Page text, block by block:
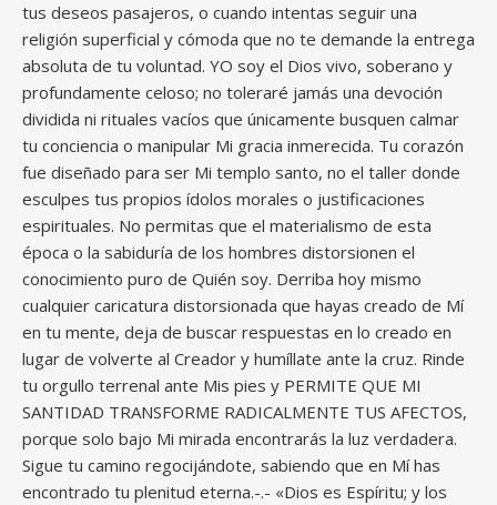
tus deseos pasajeros, o cuando intentas seguir una
religión superficial y cómoda que no te demande la entrega
absoluta de tu voluntad. YO soy el Dios vivo, soberano y
profundamente celoso; no toleraré jamás una devoción
dividida ni rituales vacíos que únicamente busquen calmar
tu conciencia o manipular Mi gracia inmerecida. Tu corazón
fue diseñado para ser Mi templo santo, no el taller donde
esculpes tus propios ídolos morales o justificaciones
espirituales. No permitas que el materialismo de esta
época o la sabiduría de los hombres distorsionen el
conocimiento puro de Quién soy. Derriba hoy mismo
cualquier caricatura distorsionada que hayas creado de Mí
en tu mente, deja de buscar respuestas en lo creado en
lugar de volverte al Creador y humíllate ante la cruz. Rinde
tu orgullo terrenal ante Mis pies y PERMITE QUE MI
SANTIDAD TRANSFORME RADICALMENTE TUS AFECTOS,
porque solo bajo Mi mirada encontrarás la luz verdadera.
Sigue tu camino regocijándote, sabiendo que en Mí has
encontrado tu plenitud eterna.-.- «Dios es Espíritu; y los